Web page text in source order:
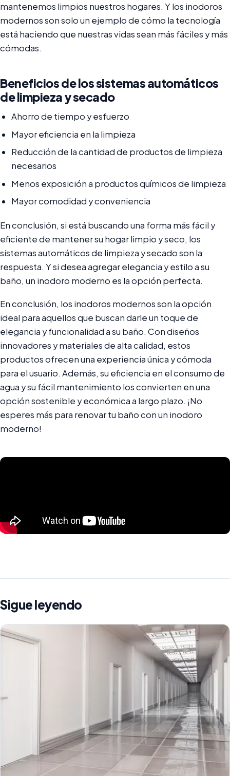
mantenemos limpios nuestros hogares. Y los inodoros
modernos son solo un ejemplo de cómo la tecnología
está haciendo que nuestras vidas sean más fáciles y más
cómodas.
Beneficios de los sistemas automáticos
de limpieza y secado
Ahorro de tiempo y esfuerzo
Mayor eficiencia en la limpieza
Reducción de la cantidad de productos de limpieza
necesarios
Menos exposición a productos químicos de limpieza
Mayor comodidad y conveniencia
En conclusión, si está buscando una forma más fácil y
eficiente de mantener su hogar limpio y seco, los
sistemas automáticos de limpieza y secado son la
respuesta. Y si desea agregar elegancia y estilo a su
baño, un inodoro moderno es la opción perfecta.
En conclusión, los inodoros modernos son la opción
ideal para aquellos que buscan darle un toque de
elegancia y funcionalidad a su baño. Con diseños
innovadores y materiales de alta calidad, estos
productos ofrecen una experiencia única y cómoda
para el usuario. Además, su eficiencia en el consumo de
agua y su fácil mantenimiento los convierten en una
opción sostenible y económica a largo plazo. ¡No
esperes más para renovar tu baño con un inodoro
moderno!
Sigue leyendo